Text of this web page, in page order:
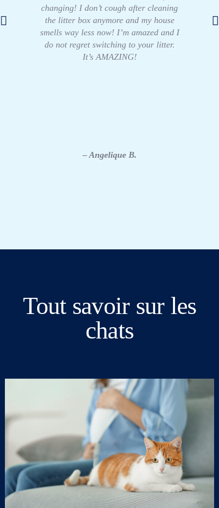
changing! I don’t cough after cleaning
the litter box anymore and my house
smells way less now! I’m amazed and I
do not regret switching to your litter.
It’s AMAZING!
– Angelique B.
Tout savoir sur les
chats